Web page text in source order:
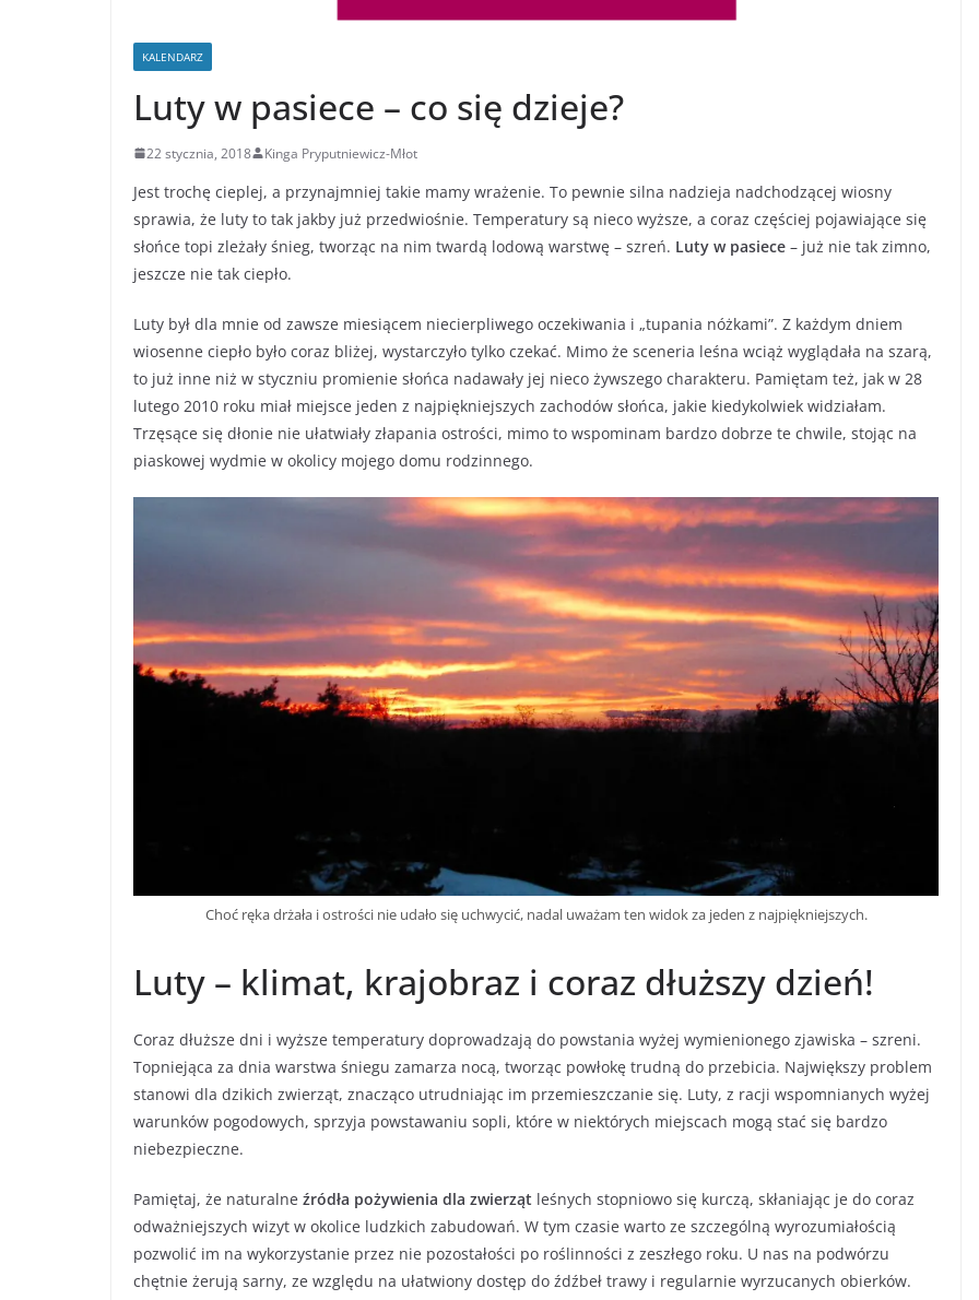
KALENDARZ
Luty w pasiece – co się dzieje?
22 stycznia, 2018 Kinga Pryputniewicz-Młot
Jest trochę cieplej, a przynajmniej takie mamy wrażenie. To pewnie silna nadzieja nadchodzącej wiosny
sprawia, że luty to tak jakby już przedwiośnie. Temperatury są nieco wyższe, a coraz częściej pojawiające się
słońce topi zleżały śnieg, tworząc na nim twardą lodową warstwę – szreń. Luty w pasiece – już nie tak zimno,
jeszcze nie tak ciepło.
Luty był dla mnie od zawsze miesiącem niecierpliwego oczekiwania i „tupania nóżkami”. Z każdym dniem
wiosenne ciepło było coraz bliżej, wystarczyło tylko czekać. Mimo że sceneria leśna wciąż wyglądała na szarą,
to już inne niż w styczniu promienie słońca nadawały jej nieco żywszego charakteru. Pamiętam też, jak w 28
lutego 2010 roku miał miejsce jeden z najpiękniejszych zachodów słońca, jakie kiedykolwiek widziałam.
Trzęsące się dłonie nie ułatwiały złapania ostrości, mimo to wspominam bardzo dobrze te chwile, stojąc na
piaskowej wydmie w okolicy mojego domu rodzinnego.
Choć ręka drżała i ostrości nie udało się uchwycić, nadal uważam ten widok za jeden z najpiękniejszych.
Luty – klimat, krajobraz i coraz dłuższy dzień!
Coraz dłuższe dni i wyższe temperatury doprowadzają do powstania wyżej wymienionego zjawiska – szreni.
Topniejąca za dnia warstwa śniegu zamarza nocą, tworząc powłokę trudną do przebicia. Największy problem
stanowi dla dzikich zwierząt, znacząco utrudniając im przemieszczanie się. Luty, z racji wspomnianych wyżej
warunków pogodowych, sprzyja powstawaniu sopli, które w niektórych miejscach mogą stać się bardzo
niebezpieczne.
Pamiętaj, że naturalne źródła pożywienia dla zwierząt leśnych stopniowo się kurczą, skłaniając je do coraz
odważniejszych wizyt w okolice ludzkich zabudowań. W tym czasie warto ze szczególną wyrozumiałością
pozwolić im na wykorzystanie przez nie pozostałości po roślinności z zeszłego roku. U nas na podwórzu
chętnie żerują sarny, ze względu na ułatwiony dostęp do źdźbeł trawy i regularnie wyrzucanych obierków.